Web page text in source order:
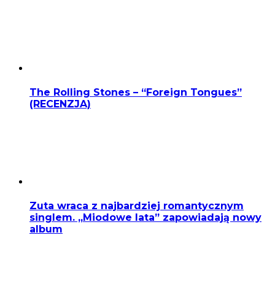
The Rolling Stones – “Foreign Tongues”
(RECENZJA)
Zuta wraca z najbardziej romantycznym
singlem. „Miodowe lata” zapowiadają nowy
album